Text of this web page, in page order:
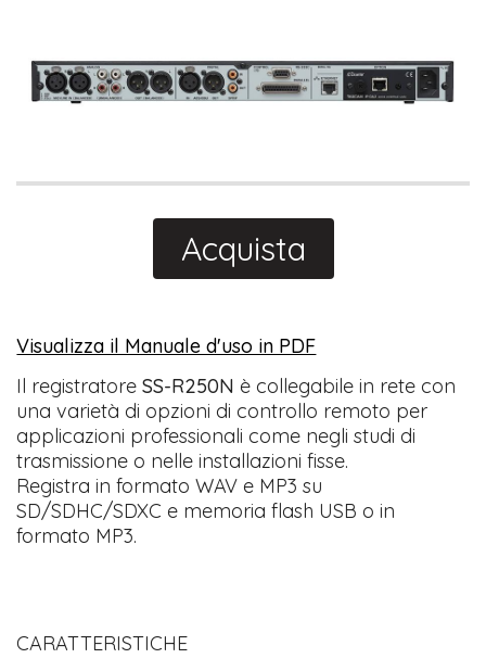
Acquista
Visualizza il Manuale d'uso in PDF
Il registratoreSS-R250N è collegabile in rete con
una varietà di opzioni di controllo remoto per
applicazioni professionali come negli studi di
trasmissione o nelle installazioni fisse.
Registra in formato WAV e MP3 su
SD/SDHC/SDXC e memoria flash USB o in
formato MP3.
CARATTERISTICHE